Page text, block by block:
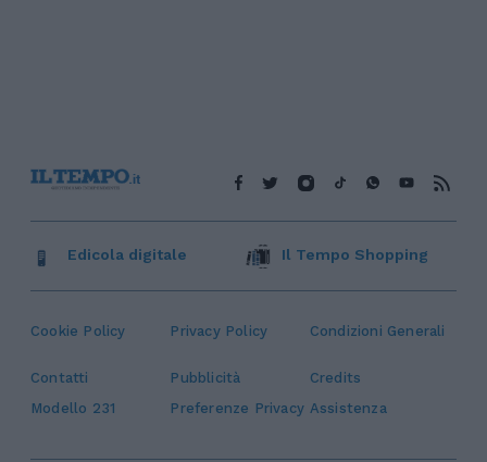
Cookie Policy Privacy Policy Condizioni Generali
Contatti Pubblicità
Credits
Modello 231
Preferenze Privacy Assistenza
Edicola digitale Il Tempo Shopping